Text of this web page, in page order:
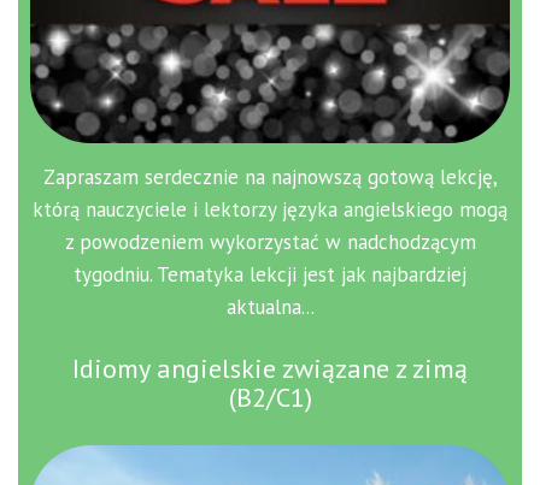
Zapraszam serdecznie na najnowszą gotową lekcję,
którą nauczyciele i lektorzy języka angielskiego mogą
z powodzeniem wykorzystać w nadchodzącym
tygodniu. Tematyka lekcji jest jak najbardziej
aktualna...
Idiomy angielskie związane z zimą
(B2/C1)